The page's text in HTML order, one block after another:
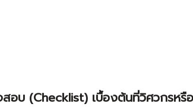
สอบ (Checklist) เบื้องต้นที่วิศวกรหรื